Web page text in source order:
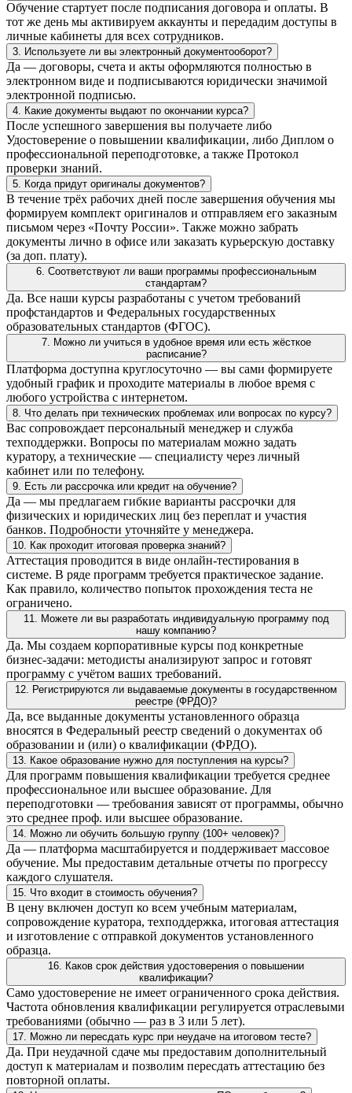
Обучение стартует после подписания договора и оплаты. В
тот же день мы активируем аккаунты и передадим доступы в
личные кабинеты для всех сотрудников.
3. Используете ли вы электронный документооборот?
Да — договоры, счета и акты оформляются полностью в
электронном виде и подписываются юридически значимой
электронной подписью.
4. Какие документы выдают по окончании курса?
После успешного завершения вы получаете либо
Удостоверение о повышении квалификации, либо Диплом о
профессиональной переподготовке, а также Протокол
проверки знаний.
5. Когда придут оригиналы документов?
В течение трёх рабочих дней после завершения обучения мы
формируем комплект оригиналов и отправляем его заказным
письмом через «Почту России». Также можно забрать
документы лично в офисе или заказать курьерскую доставку
(за доп. плату).
6. Соответствуют ли ваши программы профессиональным
стандартам?
Да. Все наши курсы разработаны с учетом требований
профстандартов и Федеральных государственных
образовательных стандартов (ФГОС).
7. Можно ли учиться в удобное время или есть жёсткое
расписание?
Платформа доступна круглосуточно — вы сами формируете
удобный график и проходите материалы в любое время с
любого устройства с интернетом.
8. Что делать при технических проблемах или вопросах по курсу?
Вас сопровождает персональный менеджер и служба
техподдержки. Вопросы по материалам можно задать
куратору, а технические — специалисту через личный
кабинет или по телефону.
9. Есть ли рассрочка или кредит на обучение?
Да — мы предлагаем гибкие варианты рассрочки для
физических и юридических лиц без переплат и участия
банков. Подробности уточняйте у менеджера.
10. Как проходит итоговая проверка знаний?
Аттестация проводится в виде онлайн-тестирования в
системе. В ряде программ требуется практическое задание.
Как правило, количество попыток прохождения теста не
ограничено.
11. Можете ли вы разработать индивидуальную программу под
нашу компанию?
Да. Мы создаем корпоративные курсы под конкретные
бизнес-задачи: методисты анализируют запрос и готовят
программу с учётом ваших требований.
12. Регистрируются ли выдаваемые документы в государственном
реестре (ФРДО)?
Да, все выданные документы установленного образца
вносятся в Федеральный реестр сведений о документах об
образовании и (или) о квалификации (ФРДО).
13. Какое образование нужно для поступления на курсы?
Для программ повышения квалификации требуется среднее
профессиональное или высшее образование. Для
переподготовки — требования зависят от программы, обычно
это среднее проф. или высшее образование.
14. Можно ли обучить большую группу (100+ человек)?
Да — платформа масштабируется и поддерживает массовое
обучение. Мы предоставим детальные отчеты по прогрессу
каждого слушателя.
15. Что входит в стоимость обучения?
В цену включен доступ ко всем учебным материалам,
сопровождение куратора, техподдержка, итоговая аттестация
и изготовление с отправкой документов установленного
образца.
16. Каков срок действия удостоверения о повышении
квалификации?
Само удостоверение не имеет ограниченного срока действия.
Частота обновления квалификации регулируется отраслевыми
требованиями (обычно — раз в 3 или 5 лет).
17. Можно ли пересдать курс при неудаче на итоговом тесте?
Да. При неудачной сдаче мы предоставим дополнительный
доступ к материалам и позволим пересдать аттестацию без
повторной оплаты.